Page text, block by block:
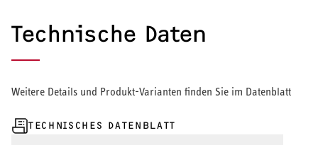
Technische Daten
Weitere Details und Produkt-Varianten finden Sie im Datenblatt
TECHNISCHES DATENBLATT